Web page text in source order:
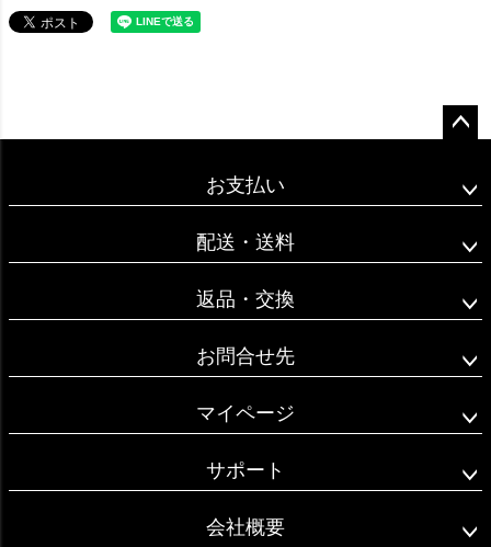
ジト
ップ
お支払い
配送・送料
返品・交換
お問合せ先
マイページ
サポート
会社概要